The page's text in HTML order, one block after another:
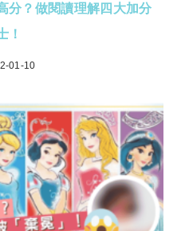
分？做閱讀理解四大加分
！
01-10